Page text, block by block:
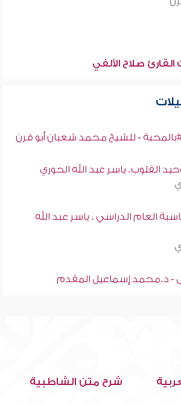
صلاح الألفي
- للشيخ محمد شعبان أبو قرن
القلوب. ياسر عبد الله الحوري
العام الدراسي . ياسر عبد الله
شرح متن الشاطبية